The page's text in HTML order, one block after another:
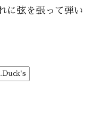
弦を張って弾い